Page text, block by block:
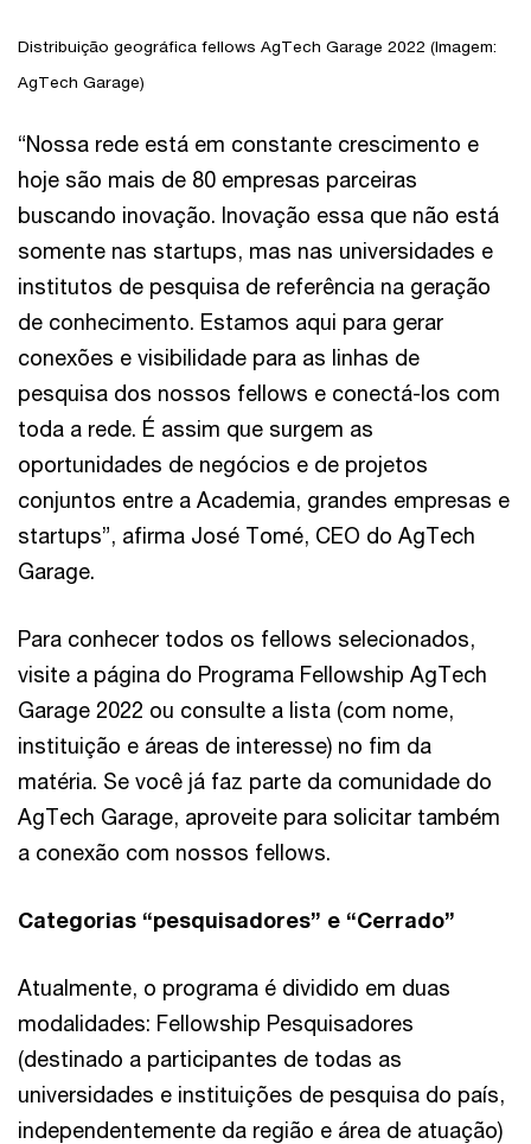
Distribuição geográfica fellows AgTech Garage 2022 (Imagem:
AgTech Garage)
“Nossa rede está em constante crescimento e
hoje são mais de 80 empresas parceiras
buscando inovação. Inovação essa que não está
somente nas startups, mas nas universidades e
institutos de pesquisa de referência na geração
de conhecimento. Estamos aqui para gerar
conexões e visibilidade para as linhas de
pesquisa dos nossos fellows e conectá-los com
toda a rede. É assim que surgem as
oportunidades de negócios e de projetos
conjuntos entre a Academia, grandes empresas e
startups”, afirma José Tomé, CEO do AgTech
Garage.
Para conhecer todos os fellows selecionados,
visite a página do Programa Fellowship AgTech
Garage 2022 ou consulte a lista (com nome,
instituição e áreas de interesse) no fim da
matéria. Se você já faz parte da comunidade do
AgTech Garage, aproveite para solicitar também
a conexão com nossos fellows.
Categorias “pesquisadores” e “Cerrado”
Atualmente, o programa é dividido em duas
modalidades: Fellowship Pesquisadores
(destinado a participantes de todas as
universidades e instituições de pesquisa do país,
independentemente da região e área de atuação)